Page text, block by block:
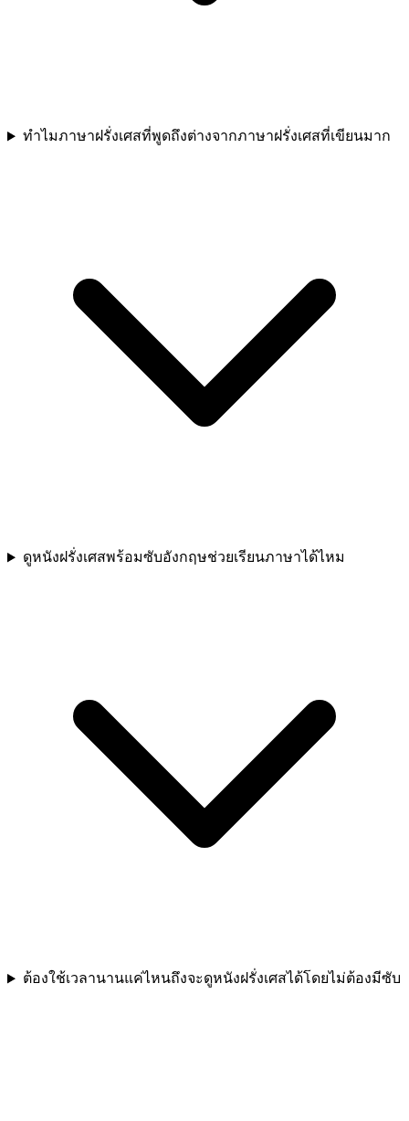
ทำไมภาษาฝรั่งเศสที่พูดถึงต่างจากภาษาฝรั่งเศสที่เขียนมาก
ดูหนังฝรั่งเศสพร้อมซับอังกฤษช่วยเรียนภาษาได้ไหม
ต้องใช้เวลานานแค่ไหนถึงจะดูหนังฝรั่งเศสได้โดยไม่ต้องมีซับ